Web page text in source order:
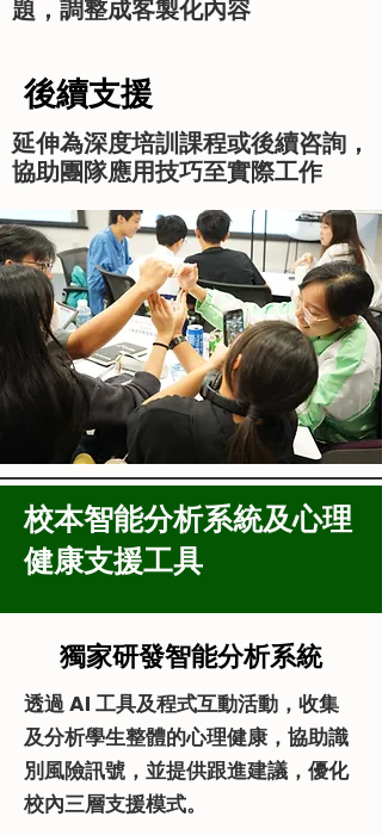
題，調整成客製化內容
後續支援
延伸為深度培訓課程或後續咨詢，
協助團隊應用技巧至實際工作
校本智能分析系統及心理
健康支援工具
獨家研發智能分析系統
透過 AI 工具及程式互動活動，收集
及分析學生整體的心理健康，協助識
別風險訊號，並提供跟進建議，優化
校內三層支援模式。